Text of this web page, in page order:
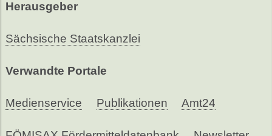
Herausgeber
Sächsische Staatskanzlei
Verwandte Portale
Medienservice Publikationen Amt24